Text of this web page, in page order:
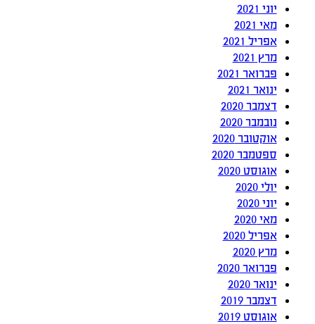
יוני 2021
מאי 2021
אפריל 2021
מרץ 2021
פברואר 2021
ינואר 2021
דצמבר 2020
נובמבר 2020
אוקטובר 2020
ספטמבר 2020
אוגוסט 2020
יולי 2020
יוני 2020
מאי 2020
אפריל 2020
מרץ 2020
פברואר 2020
ינואר 2020
דצמבר 2019
אוגוסט 2019